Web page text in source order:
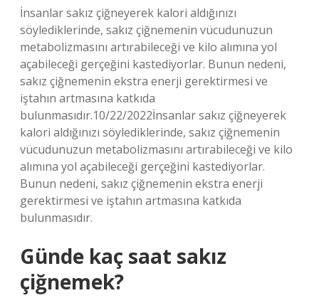
İnsanlar sakız çiğneyerek kalori aldığınızı
söylediklerinde, sakız çiğnemenin vücudunuzun
metabolizmasını artırabileceği ve kilo alımına yol
açabileceği gerçeğini kastediyorlar. Bunun nedeni,
sakız çiğnemenin ekstra enerji gerektirmesi ve
iştahın artmasına katkıda
bulunmasıdır.10/22/2022İnsanlar sakız çiğneyerek
kalori aldığınızı söylediklerinde, sakız çiğnemenin
vücudunuzun metabolizmasını artırabileceği ve kilo
alımına yol açabileceği gerçeğini kastediyorlar.
Bunun nedeni, sakız çiğnemenin ekstra enerji
gerektirmesi ve iştahın artmasına katkıda
bulunmasıdır.
Günde kaç saat sakız
çiğnemek?